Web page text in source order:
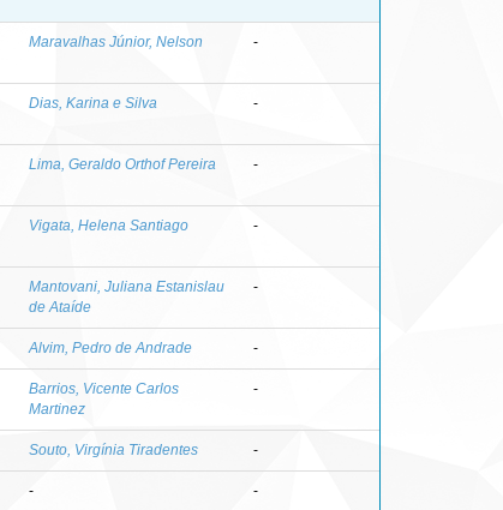
Maravalhas Júnior, Nelson -
Dias, Karina e Silva -
Lima, Geraldo Orthof Pereira -
Vigata, Helena Santiago -
Mantovani, Juliana Estanislau
de Ataíde
-
Alvim, Pedro de Andrade -
Barrios, Vicente Carlos
Martinez
-
Souto, Virgínia Tiradentes -
- -